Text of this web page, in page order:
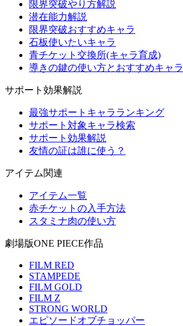
限界突破やり方解説
潜在能力解説
限界突破おすすめキャラ
石板使いたいキャラ
青チケット交換所(キャラ育成)
導きの鍵の使い方とおすすめキャラ
サポート効果解説
最強サポートキャラランキング
サポート対象キャラ検索
サポート効果解説
友情の証は誰に使う？
アイテム関連
アイテム一覧
赤チケットの入手方法
スタミナ肉の使い方
劇場版ONE PIECE作品
FILM RED
STAMPEDE
FILM GOLD
FILM Z
STRONG WORLD
エピソードオブチョッパー